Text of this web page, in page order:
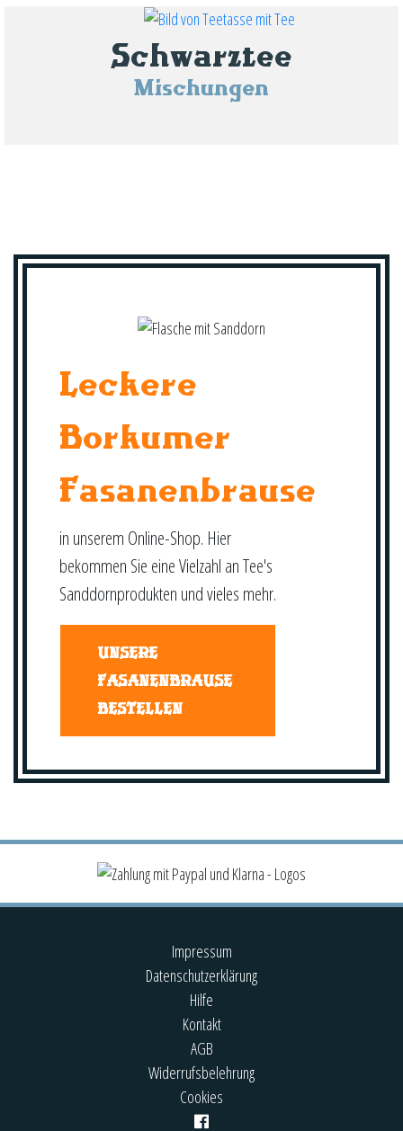
Schwarztee
Mischungen
Leckere
Borkumer
Fasanenbrause
in unserem Online-Shop. Hier
bekommen Sie eine Vielzahl an Tee's
Sanddornprodukten und vieles mehr.
UNSERE
FASANENBRAUSE
BESTELLEN
Impressum
Datenschutzerklärung
Hilfe
Kontakt
AGB
Widerrufsbelehrung
Cookies